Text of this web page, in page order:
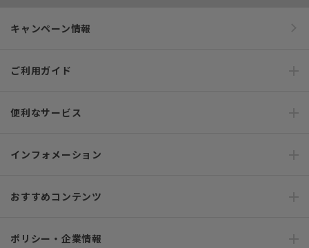
キャンペーン情報
ご利用ガイド
便利なサービス
インフォメーション
おすすめコンテンツ
ポリシー・企業情報